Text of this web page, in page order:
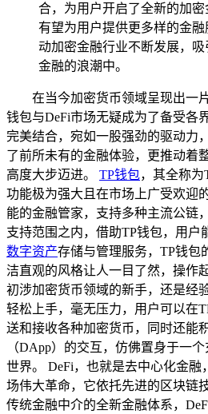
合，为用户开启了全新的加
有望为用户提供更多样的金
动加密金融行业不断发展，
金融的浪潮中。
在当今加密货币领域呈现出一
钱包与DeFi市场无疑成为了备受各
完美结合，宛如一股强劲的驱动力
了前所未有的金融体验，更推动着
高度大步迈进。 TP钱包，其全称为
功能极为强大且在市场上广受欢迎
能的金融管家，支持多种主流公链
支持范围之内，借助TP钱包，用户
数字资产存储与管理服务，TP钱包
洁直观的风格让人一目了然，操作
初涉加密货币领域的新手，还是经
轻松上手，毫无压力，用户可以在
送和接收各种加密货币，同时还能
（DApp）的交互，仿佛置身于一
世界。 DeFi，也就是去中心化金融
场伟大革命，它依托先进的区块链
传统金融中介的全新金融体系，